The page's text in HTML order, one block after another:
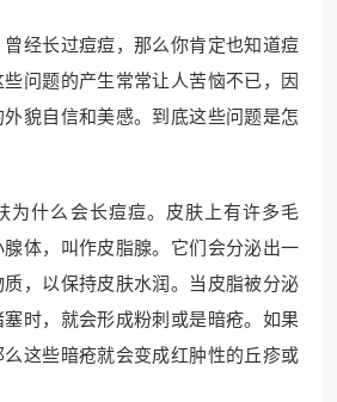
经长过痘痘，那么你肯定也知道痘
问题的产生常常让人苦恼不已，因
貌自信和美感。到底这些问题是怎
为什么会长痘痘。皮肤上有许多毛
体，叫作皮脂腺。它们会分泌出一
，以保持皮肤水润。当皮脂被分泌
时，就会形成粉刺或是暗疮。如果
这些暗疮就会变成红肿性的丘疹或